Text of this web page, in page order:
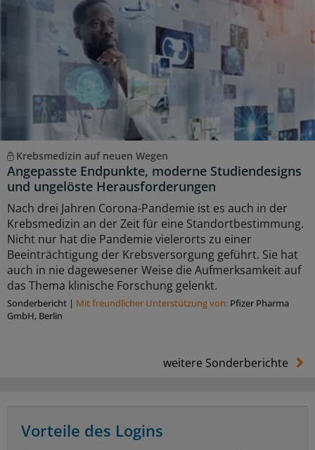
Krebsmedizin auf neuen Wegen
Angepasste Endpunkte, moderne Studiendesigns
und ungelöste Herausforderungen
Nach drei Jahren Corona-Pandemie ist es auch in der
Krebsmedizin an der Zeit für eine Standortbestimmung.
Nicht nur hat die Pandemie vielerorts zu einer
Beeinträchtigung der Krebsversorgung geführt. Sie hat
auch in nie dagewesener Weise die Aufmerksamkeit auf
das Thema klinische Forschung gelenkt.
Sonderbericht | Mit freundlicher Unterstützung von: Pfizer Pharma
GmbH, Berlin
weitere Sonderberichte
Vorteile des Logins